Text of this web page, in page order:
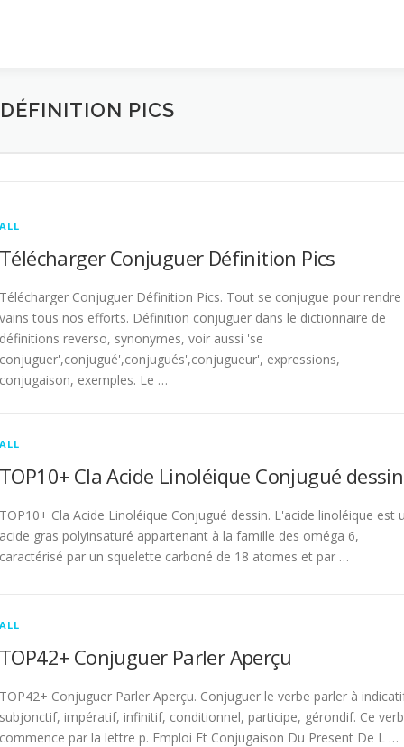
PICS
ALL
Télécharger Conjuguer Définition Pics
Télécharger Conjuguer Définition Pics. Tout se conjugue pour rendre
vains tous nos efforts. Définition conjuguer dans le dictionnaire de
définitions reverso, synonymes, voir aussi 'se
conjuguer',conjugué',conjugués',conjugueur', expressions,
conjugaison, exemples. Le …
ALL
TOP10+ Cla Acide Linoléique Conjugué dessin
TOP10+ Cla Acide Linoléique Conjugué dessin. L'acide linoléique est
acide gras polyinsaturé appartenant à la famille des oméga 6,
caractérisé par un squelette carboné de 18 atomes et par …
ALL
TOP42+ Conjuguer Parler Aperçu
TOP42+ Conjuguer Parler Aperçu. Conjuguer le verbe parler à
subjonctif, impératif, infinitif, conditionnel, participe, gérondif. Ce
commence par la lettre p. Emploi Et Conjugaison Du Present De L …